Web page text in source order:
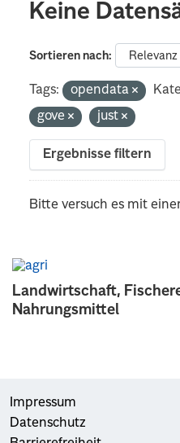
Landwirtschaft,
Nahrungsmittel
Keine
Sortieren nach
Tags: opendata
gove
just
Ergebnisse filtern
Bitte versuch es mit
Impressum
Datenschutz